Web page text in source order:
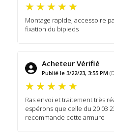
Montage rapide, accessoire
fixation du bipieds
Acheteur Vérifié
Publié le 3/22/23, 3:55 PM
Ras envoi et traitement très
espérons que celle du 20 03
recommande cette armure